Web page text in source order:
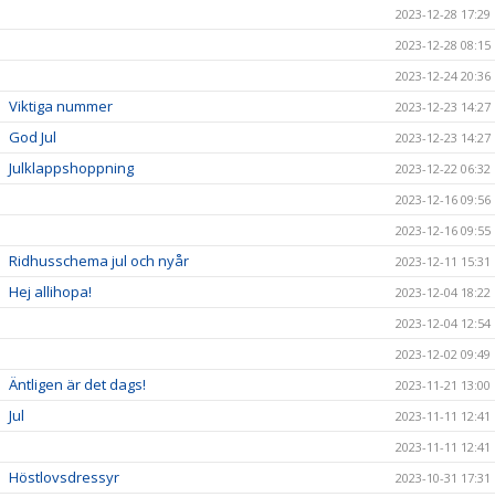
2023-12-28 17:29
2023-12-28 08:15
2023-12-24 20:36
Viktiga nummer 2023-12-23 14:27
God Jul 2023-12-23 14:27
Julklappshoppning
2023-12-22 06:32
2023-12-16 09:56
2023-12-16 09:55
Ridhusschema jul och nyår 2023-12-11 15:31
Hej allihopa!
2023-12-04 18:22
2023-12-04 12:54
2023-12-02 09:49
Äntligen är det dags! 2023-11-21 13:00
Jul
2023-11-11 12:41
2023-11-11 12:41
Höstlovsdressyr 2023-10-31 17:31